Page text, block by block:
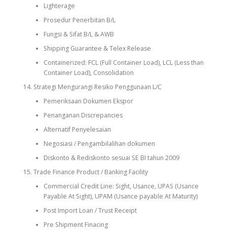
Lighterage
Prosedur Penerbitan B/L
Fungsi & Sifat B/L & AWB
Shipping Guarantee & Telex Release
Containerized: FCL (Full Container Load), LCL (Less than
Container Load), Consolidation
Strategi Mengurangi Resiko Penggunaan L/C
Pemeriksaan Dokumen Ekspor
Penanganan Discrepancies
Alternatif Penyelesaian
Negosiasi / Pengambilalihan dokumen
Diskonto & Rediskonto sesuai SE BI tahun 2009
Trade Finance Product / Banking Facility
Commercial Credit Line: Sight, Usance, UPAS (Usance
Payable At Sight), UPAM (Usance payable At Maturity)
Post Import Loan / Trust Receipt
Pre Shipment Finacing